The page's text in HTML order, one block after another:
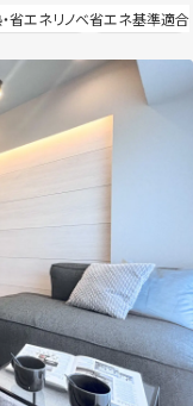
（玄関のみ人感センサー
省エネリノベ省エネ基準適合